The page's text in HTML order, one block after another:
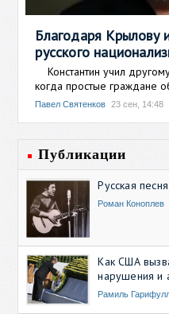
Благодаря Крылову
русского
Константин учил
когда простые граждане
Павел Святенков 23 сен, 14:48
Публикации
Русская
Роман Коноплев
Как США
нарушения и
Рамиль